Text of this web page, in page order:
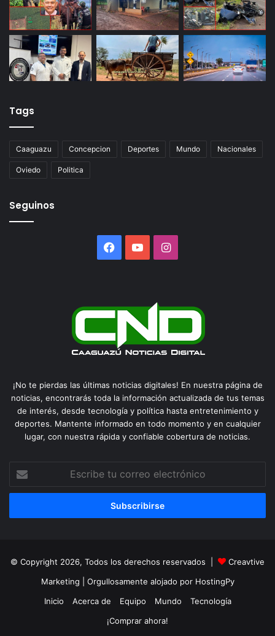
Tags
Caaguazu Concepcion Deportes Mundo Nacionales
Oviedo Politica
Seguinos
Facebook
YouTubeInstagram
¡No te pierdas las últimas noticias digitales! En nuestra página de
noticias, encontrarás toda la información actualizada de tus temas
de interés, desde tecnología y política hasta entretenimiento y
deportes. Mantente informado en todo momento y en cualquier
lugar, con nuestra rápida y confiable cobertura de noticias.
correo
© Copyright 2026, Todos los derechos reservados |
Creavtive
Marketing | Orgullosamente alojado por HostingPy
Inicio
Acerca de Equipo Mundo
Tecnología
¡Comprar ahora!